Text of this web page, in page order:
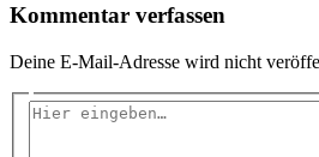
Kommentar verfassen
Deine E-Mail-Adresse wird nicht
Hier